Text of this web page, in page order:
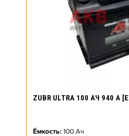
ZUBR ULTRA 100 АЧ 940 А
Ёмкость: 100 Ач